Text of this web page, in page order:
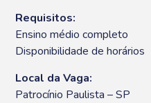
Requisitos:
Ensino médio completo
Disponibilidade de horários
Local da Vaga:
Patrocínio Paulista – SP